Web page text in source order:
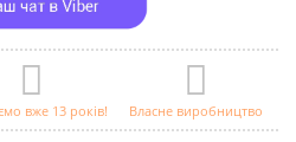
вже 13 років! Власне виробництво